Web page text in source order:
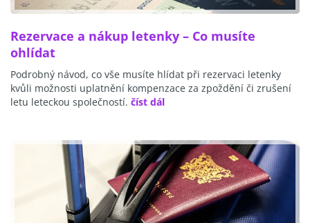
Rezervace a nákup letenky – Co musíte
ohlídat
Podrobný návod, co vše musíte hlídat při rezervaci letenky
kvůli možnosti uplatnění kompenzace za zpoždění či zrušení
letu leteckou společností. číst dál